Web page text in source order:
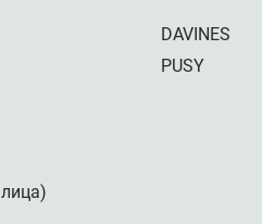
DAVINES
PUSY